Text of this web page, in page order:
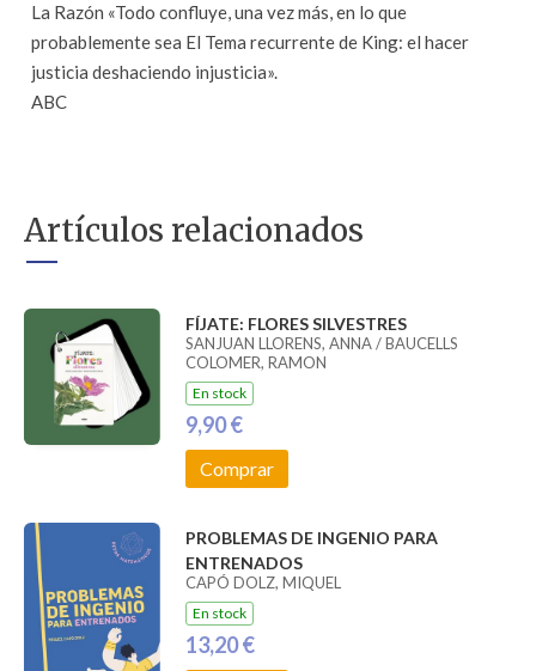
La Razón «Todo confluye, una vez más, en lo que
probablemente sea El Tema recurrente de King: el hacer
justicia deshaciendo injusticia».
ABC
Artículos relacionados
FÍJATE: FLORES SILVESTRES
SANJUAN LLORENS, ANNA / BAUCELLS
COLOMER, RAMON
En stock
9,90 €
Comprar
PROBLEMAS DE INGENIO PARA
ENTRENADOS
CAPÓ DOLZ, MIQUEL
En stock
13,20 €